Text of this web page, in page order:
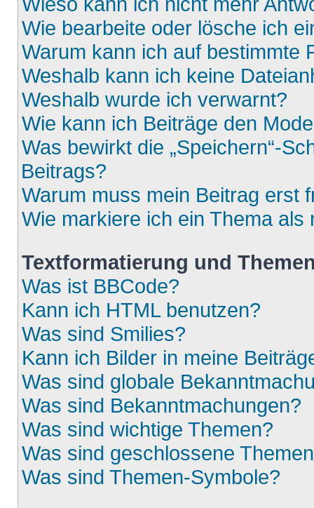
Wie bearbeite oder lösche ich
Warum kann ich auf bestimmte
Weshalb kann ich keine
Weshalb wurde ich verwarnt?
Wie kann ich Beiträge den
Was bewirkt die „Speichern“-
Beitrags?
Warum muss mein Beitrag erst
Wie markiere ich ein Thema als
Textformatierung und
Was ist BBCode?
Kann ich HTML benutzen?
Was sind Smilies?
Kann ich Bilder in meine
Was sind globale
Was sind Bekanntmachungen?
Was sind wichtige Themen?
Was sind geschlossene
Was sind Themen-Symbole?